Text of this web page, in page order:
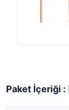
Paket İçeriği :